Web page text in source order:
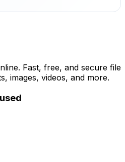
Fast, free, and secure file
images, videos, and more.